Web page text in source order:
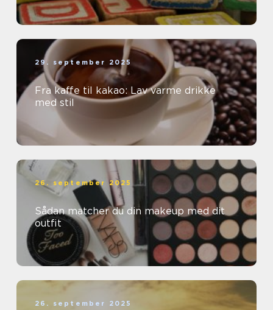
29. september 2025
Fra kaffe til kakao: Lav varme drikke
med stil
26. september 2025
Sådan matcher du din makeup med dit
outfit
26. september 2025